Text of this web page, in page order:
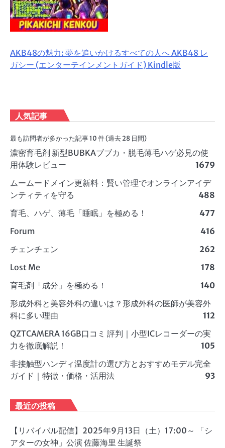
AKB48の魅力: 夢を追いかけるすべての人へ AKB48 レ
ガシー (エンターテインメントガイド) Kindle版
人気記事
最も訪問者が多かった記事 10 件 (過去 28 日間)
濃密育毛剤 新型BUBKAブブカ・脱毛薄毛ハゲ必見の使
用体験レビュー
1679
ムームードメイン更新料：賢い管理でオンラインアイデ
ンティティを守る
488
育毛、ハゲ、薄毛「睡眠」を極める！
477
Forum
416
チェンチェン
262
Lost Me
178
育毛剤「成分」を極める！
140
形成外科と美容外科の違いは？形成外科の医師が美容外
科に多い理由
112
QZTCAMERA 16GB口コミ 評判｜小型ICレコーダーの実
力を徹底解説！
105
非接触型ハンディ温度計の選び方とおすすめモデル完全
ガイド｜特徴・価格・活用法
93
最近の投稿
【リバイバル配信】2025年9月13日（土）17:00～ 「シ
アターの女神」公演 佐藤海里 生誕祭